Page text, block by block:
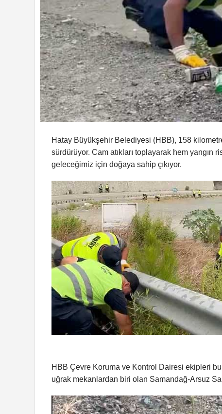
Hatay Büyükşehir Belediyesi (HBB), 158
sürdürüyor. Cam atıkları toplayarak hem yangın
geleceğimiz için doğaya sahip çıkıyor.
HBB Çevre Koruma ve Kontrol Dairesi ekipleri
uğrak mekanlardan biri olan Samandağ-Arsuz